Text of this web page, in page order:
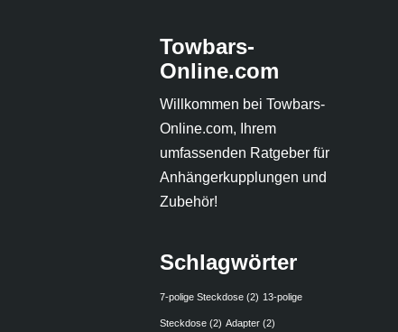
Towbars-
Online.com
Willkommen bei Towbars-
Online.com, Ihrem
umfassenden Ratgeber für
Anhängerkupplungen und
Zubehör!
Schlagwörter
7-polige Steckdose (2) 13-polige
Steckdose (2) Adapter (2)